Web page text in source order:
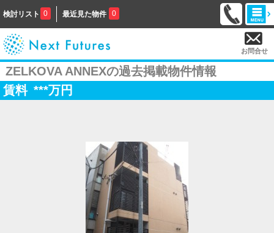
検討リスト 0 最近見た物件 0
お問合せ
ZELKOVA ANNEXの過去掲載物件情報
賃料 ***万円